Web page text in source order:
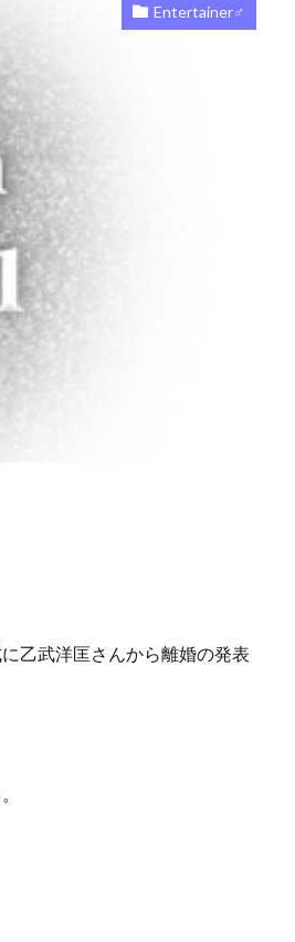
Entertainer♂
乙武洋匡さんから離婚の発表